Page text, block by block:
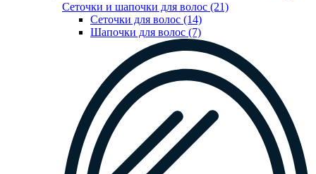
Сеточки и шапочки для волос (21)
Сеточки для волос (14)
Шапочки для волос (7)